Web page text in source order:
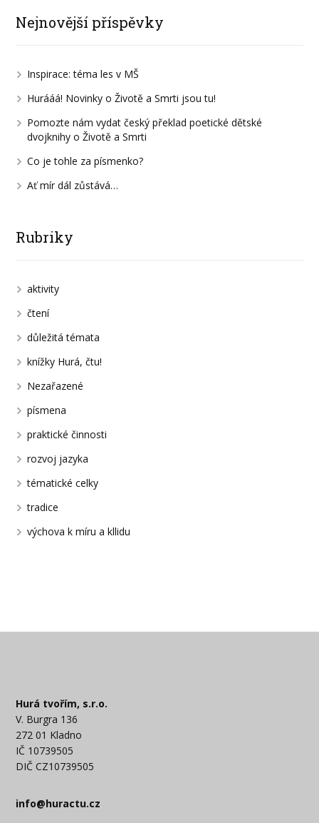
Nejnovější příspěvky
Inspirace: téma les v MŠ
Hurááá! Novinky o Životě a Smrti jsou tu!
Pomozte nám vydat český překlad poetické dětské
dvojknihy o Životě a Smrti
Co je tohle za písmenko?
Ať mír dál zůstává…
Rubriky
aktivity
čtení
důležitá témata
knížky Hurá, čtu!
Nezařazené
písmena
praktické činnosti
rozvoj jazyka
tématické celky
tradice
výchova k míru a kllidu
Hurá tvořím, s.r.o.
V. Burgra 136
272 01 Kladno
IČ 10739505
DIČ CZ10739505
info@huractu.cz